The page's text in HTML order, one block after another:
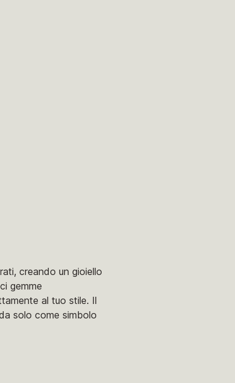
creando un gioiello
gemme
al tuo stile. Il
solo come simbolo